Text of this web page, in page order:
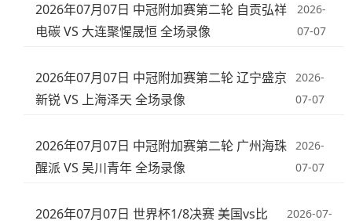
2026年07月07日 中冠附加赛第二轮 自贡弘祥
电碳 VS 大连聚惺晟恒 全场录像
2026-
07-07
2026年07月07日 中冠附加赛第二轮 辽宁盛京
新锐 VS 上海泽天 全场录像
2026-
07-07
2026年07月07日 中冠附加赛第二轮 广州海珠
醒派 VS 吴川青年 全场录像
2026-
07-07
2026年07月07日 世界杯1/8决赛 美国vs比
2026-07-